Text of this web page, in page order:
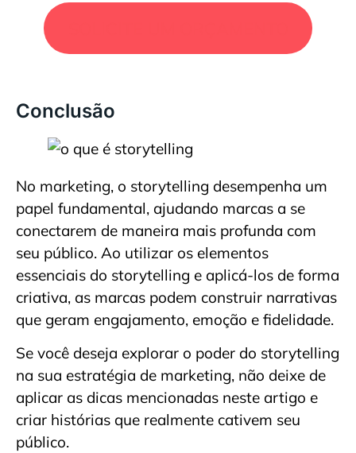
Conclusão
No marketing, o storytelling desempenha um
papel fundamental, ajudando marcas a se
conectarem de maneira mais profunda com
seu público. Ao utilizar os elementos
essenciais do storytelling e aplicá-los de forma
criativa, as marcas podem construir narrativas
que geram engajamento, emoção e fidelidade.
Se você deseja explorar o poder do storytelling
na sua estratégia de marketing, não deixe de
aplicar as dicas mencionadas neste artigo e
criar histórias que realmente cativem seu
público.